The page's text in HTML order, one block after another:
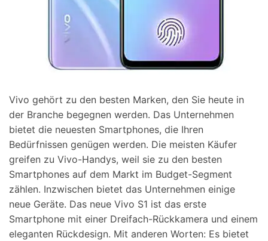
Vivo gehört zu den besten Marken, den Sie heute in
der Branche begegnen werden. Das Unternehmen
bietet die neuesten Smartphones, die Ihren
Bedürfnissen genügen werden. Die meisten Käufer
greifen zu Vivo-Handys, weil sie zu den besten
Smartphones auf dem Markt im Budget-Segment
zählen. Inzwischen bietet das Unternehmen einige
neue Geräte. Das neue Vivo S1 ist das erste
Smartphone mit einer Dreifach-Rückkamera und einem
eleganten Rückdesign. Mit anderen Worten: Es bietet